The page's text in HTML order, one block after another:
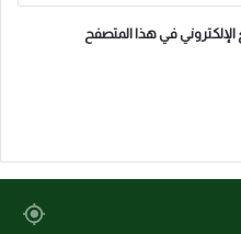
في هذا المتصفح